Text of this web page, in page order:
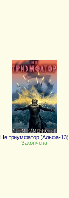
Не триумфатор (Альфа-13)
Закончена